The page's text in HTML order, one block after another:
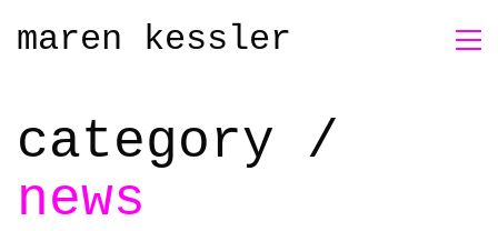
maren kessler
category /
news